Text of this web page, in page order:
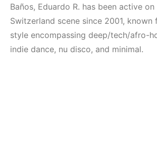
Baños, Eduardo R. has been active
Switzerland scene since 2001, known
style encompassing deep/tech/afro-
indie dance, nu disco, and minimal.